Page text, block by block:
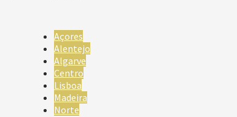
Açores
Alentejo
Algarve
Centro
Lisboa
Madeira
Norte